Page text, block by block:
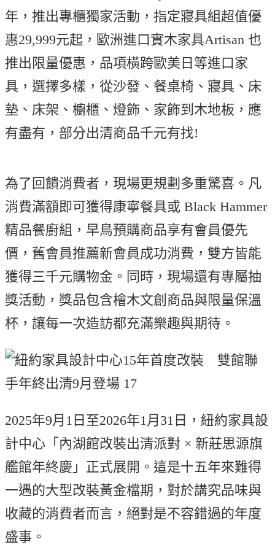
年，推出專櫃獨家活動，指定寢具組超值優
惠29,999元起，歐洲進口實木家具Artisan 也
推出限量優惠，品項橫跨歐美日等進口家
具，選擇多樣，從沙發、餐桌椅、寢具、床
墊、床架、櫥櫃、燈飾、家飾到木地板，應
有盡有，部分出清商品千元有找!
為了回饋消費者，現場更規劃多重驚喜。凡
消費滿額即可獲得康寧餐具或 Black Hammer
精品餐廚組，早鳥預購商品享有會員優先
價，舊會員推薦新會員成功消費，雙方皆能
獲得三千元購物金。同時，現場還有專屬抽
獎活動，獎品包含檜木文創商品與限量保溫
杯，讓每一次造訪都充滿樂趣與期待。
2025年9月1日至2026年1月31日，紐約家具設
計中心「內湖館改裝出清派對 × 新莊思源旗
艦館年終慶」正式展開。這是十五年來難得
一遇的大型改裝黃金檔期，對於講究品味與
收藏的消費者而言，絕對是不容錯過的年度
盛事。